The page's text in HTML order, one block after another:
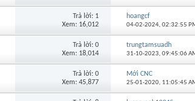
Trả lời: 1
Xem: 16,012
hoangcf
04-02-2024,02:32:55
Trả lời: 0
Xem: 18,014
trungtamsuadh
31-10-2023,09:45:06
Trả lời: 0
Xem: 45,877
Mới CNC
25-01-2020, 11:05:45